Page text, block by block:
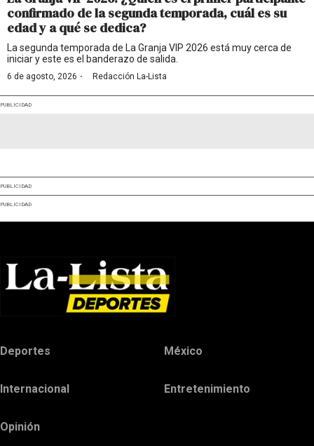
confirmado de la segunda temporada, cuál es su
edad y a qué se dedica?
La segunda temporada de La Granja VIP 2026 está muy cerca de
iniciar y este es el banderazo de salida.
6 de agosto, 2026 · Redacción La-Lista
PUBLICIDAD
PUBLICIDAD
PUBLICIDAD
Deportes México
Internacional Entretenimiento
Opinión